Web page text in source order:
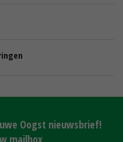
Oogst nieuwsbrief!
mailbox